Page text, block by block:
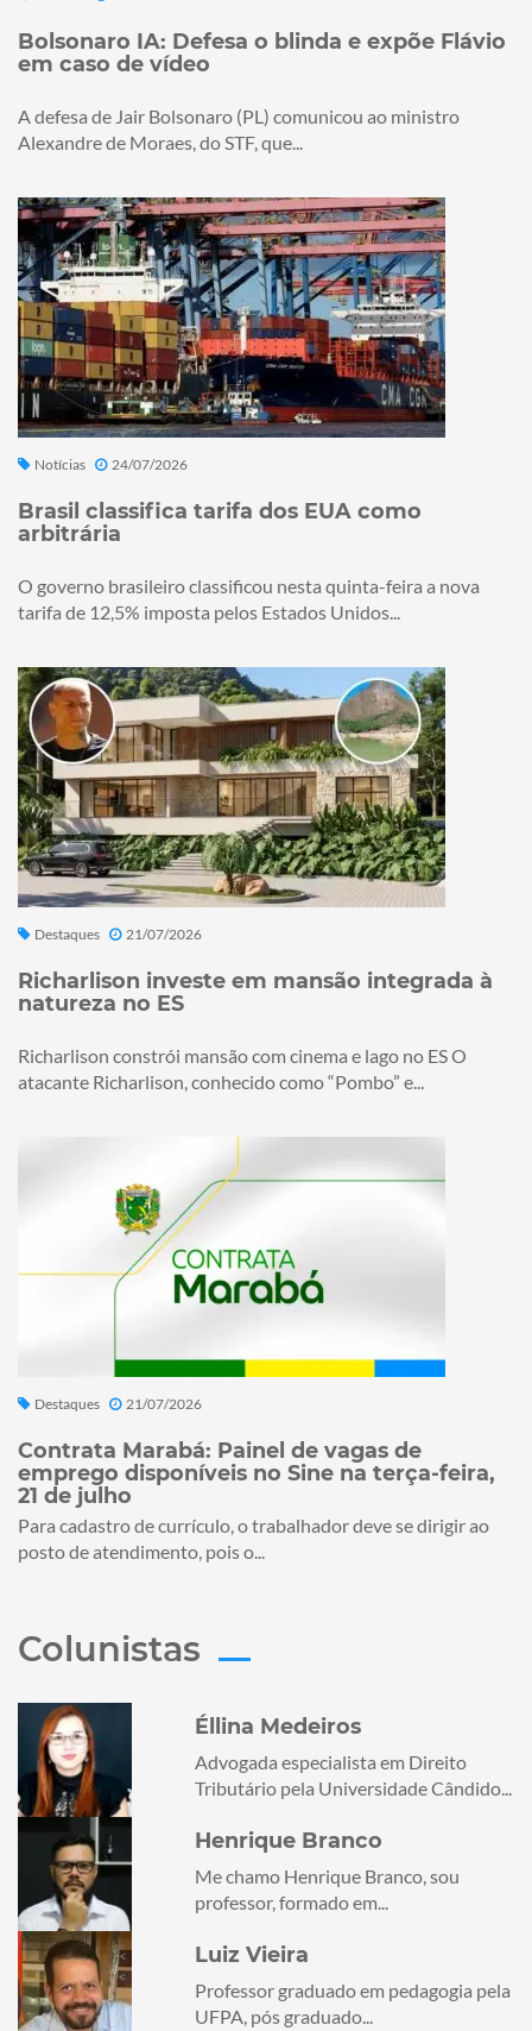
Bolsonaro IA: Defesa o blinda e expõe Flávio
em caso de vídeo
A defesa de Jair Bolsonaro (PL) comunicou ao ministro
Alexandre de Moraes, do STF, que...
Notícias 24/07/2026
Brasil classifica tarifa dos EUA como
arbitrária
O governo brasileiro classificou nesta quinta-feira a nova
tarifa de 12,5% imposta pelos Estados Unidos...
Destaques 21/07/2026
Richarlison investe em mansão integrada à
natureza no ES
Richarlison constrói mansão com cinema e lago no ES O
atacante Richarlison, conhecido como “Pombo” e...
Destaques 21/07/2026
Contrata Marabá: Painel de vagas de
emprego disponíveis no Sine na terça-feira,
21 de julho
Para cadastro de currículo, o trabalhador deve se dirigir ao
posto de atendimento, pois o...
Colunistas
Éllina Medeiros
Advogada especialista em Direito
Tributário pela Universidade Cândido...
Henrique Branco
Me chamo Henrique Branco, sou
professor, formado em...
Luiz Vieira
Professor graduado em pedagogia pela
UFPA, pós graduado...